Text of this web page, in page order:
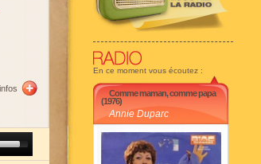
En ce moment vous écoutez :
Comme maman, comme papa
(1976)
Annie Duparc
Down